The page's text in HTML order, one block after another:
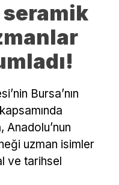
seramik
Bursa’nın
uzman isimler
ve tarihsel